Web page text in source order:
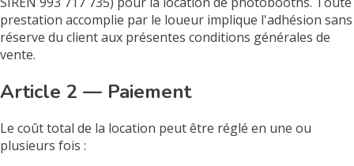
prestation accomplie par le loueur implique l'adhésion sans
réserve du client aux présentes conditions générales de
vente.
Article 2 — Paiement
Le coût total de la location peut être réglé en une ou
plusieurs fois :